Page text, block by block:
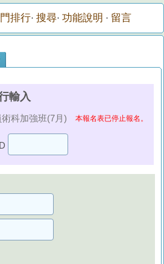
排行· 搜尋· 功能說明 · 留言
輸入
科加強班(7月) 本報名表已停止報名。